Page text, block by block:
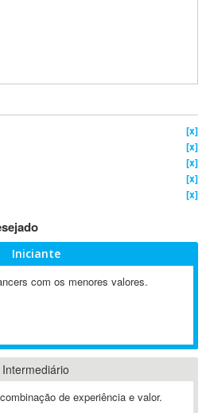
[x]
[x]
[x]
[x]
[x]
Iniciante
com os menores valores.
Intermediário
de experiência e valor.